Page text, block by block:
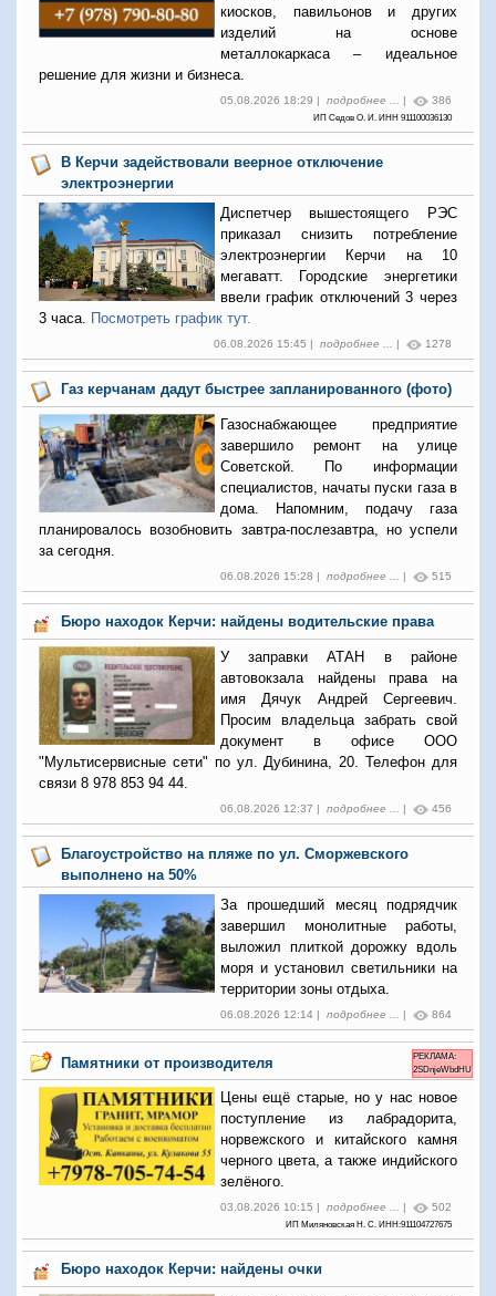
киосков, павильонов и других
изделий на основе
металлокаркаса – идеальное
решение для жизни и бизнеса.
05.08.2026 18:29 | подробнее ... | 386
ИП Седов О. И. ИНН 911100036130
В Керчи задействовали веерное отключение
электроэнергии
Диспетчер вышестоящего РЭС
приказал снизить потребление
электроэнергии Керчи на 10
мегаватт. Городские энергетики
ввели график отключений 3 через
3 часа.
Посмотреть график тут.
06.08.2026 15:45 | подробнее ... | 1278
Газ керчанам дадут быстрее запланированного (фото)
Газоснабжающее предприятие
завершило ремонт на улице
Советской. По информации
специалистов, начаты пуски газа в
дома. Напомним, подачу газа
планировалось возобновить завтра-послезавтра, но успели
за сегодня.
06.08.2026 15:28 | подробнее ... | 515
Бюро находок Керчи: найдены водительские права
У заправки АТАН в районе
автовокзала найдены права на
имя Дячук Андрей Сергеевич.
Просим владельца забрать свой
документ в офисе ООО
"Мультисервисные сети" по ул. Дубинина, 20. Телефон для
связи 8 978 853 94 44.
06.08.2026 12:37 | подробнее ... | 456
Благоустройство на пляже по ул. Сморжевского
выполнено на 50%
За прошедший месяц подрядчик
завершил монолитные работы,
выложил плиткой дорожку вдоль
моря и установил светильники на
территории зоны отдыха.
06.08.2026 12:14 | подробнее ... | 864
Памятники от производителя
РЕКЛАМА:
2SDnjeWbdHU
Цены ещё старые, но у нас новое
поступление из лабрадорита,
норвежского и китайского камня
черного цвета, а также индийского
зелёного.
03.08.2026 10:15 | подробнее ... | 502
ИП Миляновская Н. С. ИНН:911104727675
Бюро находок Керчи: найдены очки